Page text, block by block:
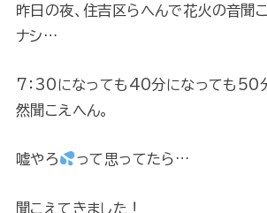
昨日の夜、住吉区らへんで花火の音聞
ナシ…
7：30になっても40分になっても50
然聞こえへん。
嘘やろ って思ってたら…
聞こえてきました！